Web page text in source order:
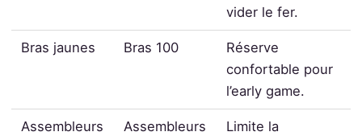
vider le fer.
Bras jaunes Bras 100
Réserve
confortable pour
l’early game.
Assembleurs
Assembleurs
Limite la